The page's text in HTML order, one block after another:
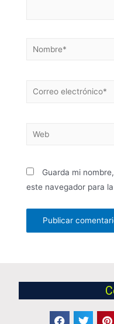
Guarda mi
este navegador para